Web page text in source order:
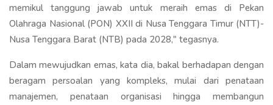
memikul tanggung jawab untuk meraih emas di Pekan
Olahraga Nasional (PON) XXII di Nusa Tenggara Timur (NTT)-
Nusa Tenggara Barat (NTB) pada 2028," tegasnya.
Dalam mewujudkan emas, kata dia, bakal berhadapan dengan
beragam persoalan yang kompleks, mulai dari penataan
manajemen, penataan organisasi hingga membangun